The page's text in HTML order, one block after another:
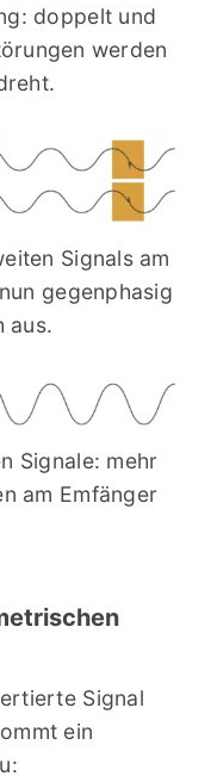
doppelt und
werden
Signals am
gegenphasig
aus.
Signale: mehr
am Emfänger
Signal
ein